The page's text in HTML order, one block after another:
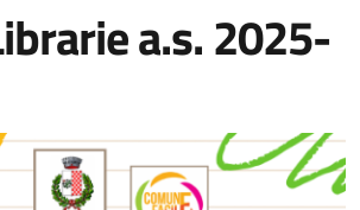
a.s. 2025-